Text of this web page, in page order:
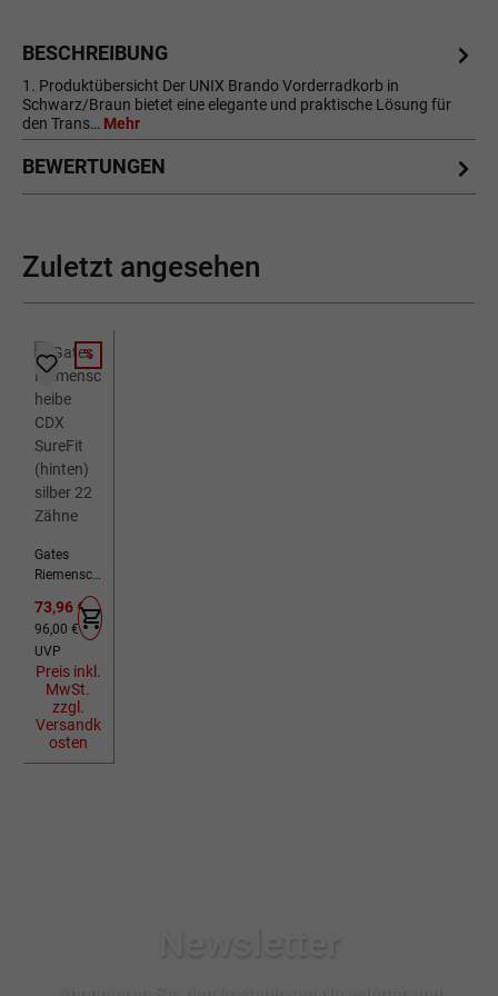
BESCHREIBUNG
1. Produktübersicht Der UNIX Brando Vorderradkorb in
Schwarz/Braun bietet eine elegante und praktische Lösung für
den Trans… Mehr
BEWERTUNGEN
Zuletzt angesehen
RABATT
%
Gates
Riemensch
eibe CDX
SureFit
(hinten)
silber 22
Zähne
Verkaufspreis:
73,96 €
Regulärer Preis:
96,00 €
UVP
Preis inkl.
MwSt.
zzgl.
Versandk
osten